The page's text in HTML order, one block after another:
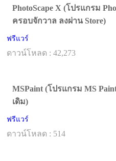
PhotoScape X (โปรแกรม
ครอบจักวาล ลงผ่าน Store)
ฟรีแวร์
ดาวน์โหลด : 42,273
MSPaint (โปรแกรม MS
เดิม)
ฟรีแวร์
ดาวน์โหลด : 514